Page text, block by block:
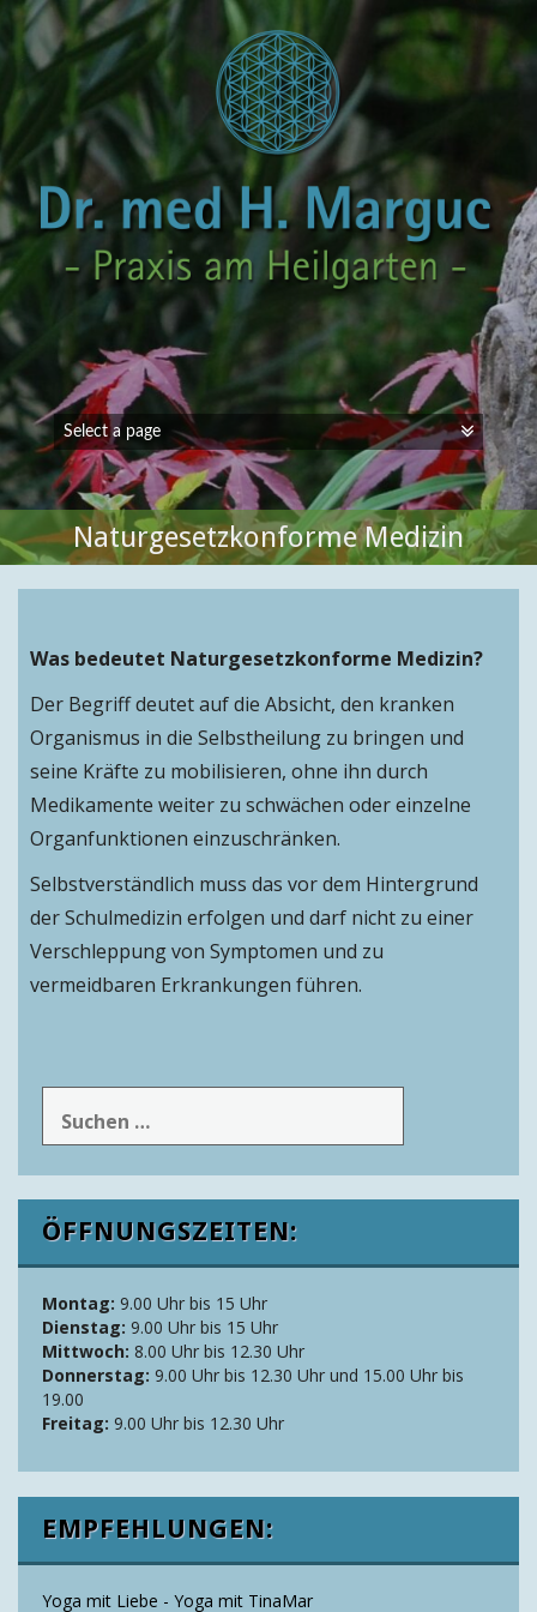
Naturgesetzkonforme Medizin
Was bedeutet Naturgesetzkonforme Medizin?
Der Begriff deutet auf die Absicht, den kranken
Organismus in die Selbstheilung zu bringen und
seine Kräfte zu mobilisieren, ohne ihn durch
Medikamente weiter zu schwächen oder einzelne
Organfunktionen einzuschränken.
Selbstverständlich muss das vor dem Hintergrund
der Schulmedizin erfolgen und darf nicht zu einer
Verschleppung von Symptomen und zu
vermeidbaren Erkrankungen führen.
ÖFFNUNGSZEITEN:
Montag: 9.00 Uhr bis 15 Uhr
Dienstag: 9.00 Uhr bis 15 Uhr
Mittwoch: 8.00 Uhr bis 12.30 Uhr
Donnerstag: 9.00 Uhr bis 12.30 Uhr und 15.00 Uhr bis
19.00
Freitag: 9.00 Uhr bis 12.30 Uhr
EMPFEHLUNGEN:
Yoga mit Liebe - Yoga mit TinaMar